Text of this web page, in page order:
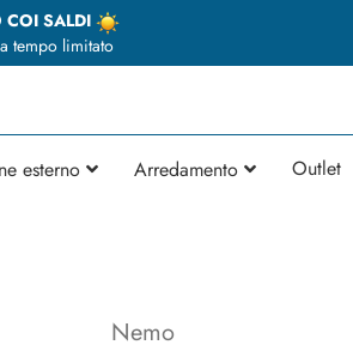
COI SALDI
tempo limitato
esterno Arredamento Outlet
Nemo